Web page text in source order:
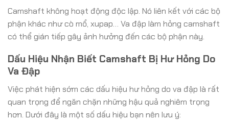
Camshaft không hoạt động độc lập. Nó liên kết với các bộ
phận khác như cò mổ, xupap… Va đập làm hỏng camshaft
có thể gián tiếp gây ảnh hưởng đến các bộ phận này.
Dấu Hiệu Nhận Biết Camshaft Bị Hư Hỏng Do
Va Đập
Việc phát hiện sớm các dấu hiệu hư hỏng do va đập là rất
quan trọng để ngăn chặn những hậu quả nghiêm trọng
hơn. Dưới đây là một số dấu hiệu bạn nên lưu ý: